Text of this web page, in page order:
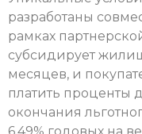
разработаны
рамках
субсидирует
месяцев, и
платить проценты
окончания